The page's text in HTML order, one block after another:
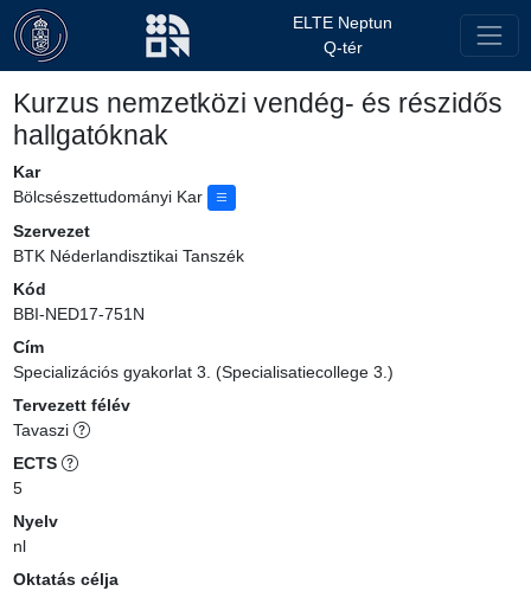
ELTE Neptun
Q-tér
Kurzus nemzetközi vendég- és részidős
hallgatóknak
Kar
Bölcsészettudományi Kar
Szervezet
BTK Néderlandisztikai Tanszék
Kód
BBI-NED17-751N
Cím
Specializációs gyakorlat 3. (Specialisatiecollege 3.)
Tervezett félév
Tavaszi
ECTS
5
Nyelv
nl
Oktatás célja